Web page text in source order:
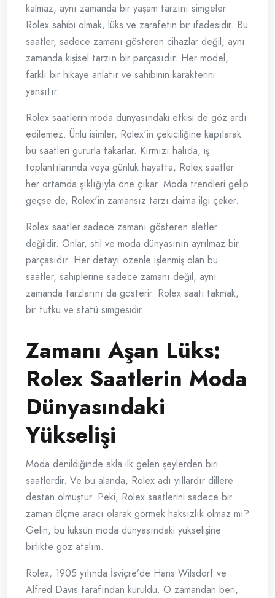
kalmaz, aynı zamanda bir yaşam tarzını simgeler.
Rolex sahibi olmak, lüks ve zarafetin bir ifadesidir. Bu
saatler, sadece zamanı gösteren cihazlar değil, aynı
zamanda kişisel tarzın bir parçasıdır. Her model,
farklı bir hikaye anlatır ve sahibinin karakterini
yansıtır.
Rolex saatlerin moda dünyasındaki etkisi de göz ardı
edilemez. Ünlü isimler, Rolex'in çekiciliğine kapılarak
bu saatleri gururla takarlar. Kırmızı halıda, iş
toplantılarında veya günlük hayatta, Rolex saatler
her ortamda şıklığıyla öne çıkar. Moda trendleri gelip
geçse de, Rolex'in zamansız tarzı daima ilgi çeker.
Rolex saatler sadece zamanı gösteren aletler
değildir. Onlar, stil ve moda dünyasının ayrılmaz bir
parçasıdır. Her detayı özenle işlenmiş olan bu
saatler, sahiplerine sadece zamanı değil, aynı
zamanda tarzlarını da gösterir. Rolex saati takmak,
bir tutku ve statü simgesidir.
Zamanı Aşan Lüks:
Rolex Saatlerin Moda
Dünyasındaki
Yükselişi
Moda denildiğinde akla ilk gelen şeylerden biri
saatlerdir. Ve bu alanda, Rolex adı yıllardır dillere
destan olmuştur. Peki, Rolex saatlerini sadece bir
zaman ölçme aracı olarak görmek haksızlık olmaz mı?
Gelin, bu lüksün moda dünyasındaki yükselişine
birlikte göz atalım.
Rolex, 1905 yılında İsviçre’de Hans Wilsdorf ve
Alfred Davis tarafından kuruldu. O zamandan beri,